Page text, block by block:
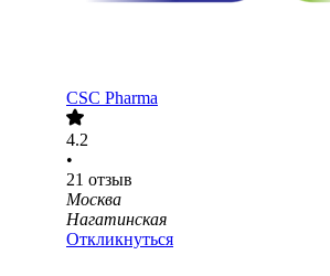
CSC Pharma
4.2
•
21 отзыв
Москва
Нагатинская
Откликнуться